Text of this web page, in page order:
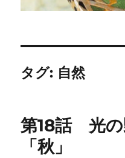
タグ: 自然
第18話 光の
「秋」